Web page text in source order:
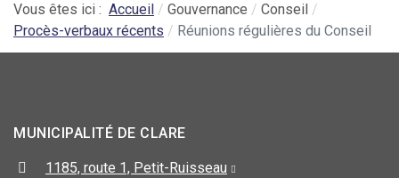
Vous êtes ici : Accueil Gouvernance
Conseil
Procès-verbaux récents
Réunions régulières du Conseil
MUNICIPALITÉ DE CLARE
1185, route 1, Petit-Ruisseau